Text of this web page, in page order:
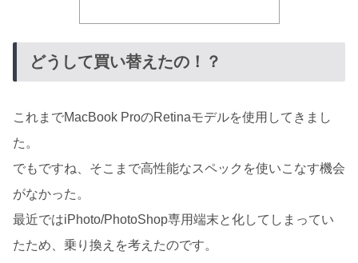
どうして買い替えたの！？
これまでMacBook ProのRetinaモデルを使用してきまし
た。
でもですね、そこまで高性能なスペックを使いこなす機会
がなかった。
最近ではiPhoto/PhotoShop専用端末と化してしまってい
たため、乗り換えを考えたのです。